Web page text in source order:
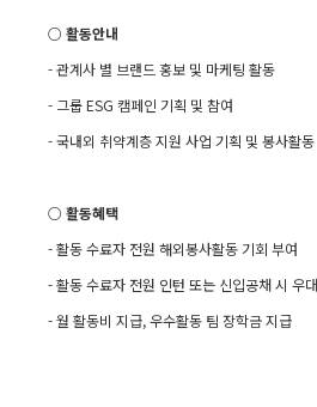
○ 활동안내
-관계사 별 브랜드 홍보 및 마케팅 활동
- 그룹ESG 캠페인 기획 및 참여
-국내외 취약계층 지원 사업 기획 및 봉사활동
○ 활동혜택
-활동 수료자 전원 해외봉사활동 기회 부여
-활동 수료자 전원 인턴 또는 신입공채 시 우대
-월 활동비 지급,우수활동 팀 장학금 지급